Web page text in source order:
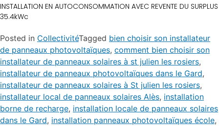
INSTALLATION EN AUTOCONSOMMATION AVEC REVENTE DU SURPLUS
35.4kWc
Posted in CollectivitéTagged bien choisir son installateur
de panneaux photovoltaïques, comment bien choisir son
installateur de panneaux solaires à st julien les rosiers,
installateur de panneaux photovoltaïques dans le Gard,
installateur de panneaux solaires à St julien les rosiers,
installateur local de panneaux solaires Alès, installation
borne de recharge, installation locale de panneaux solaires
dans le Gard, installation panneaux photovoltaïques école,